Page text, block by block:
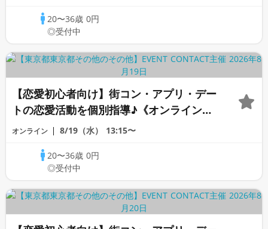
20〜36歳0円
◎受付中
【恋愛初心者向け】街コン・アプリ・デー
トの恋愛活動を個別指導♪《オンラインカ
ウンセリング》
オンライン 8/19（水） 13:15〜
20〜36歳0円
◎受付中